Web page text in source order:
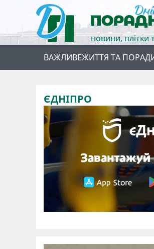
новини, плітки
ВАЖЛИВЕЖИТТЯ ТА
ЄДНІПРО